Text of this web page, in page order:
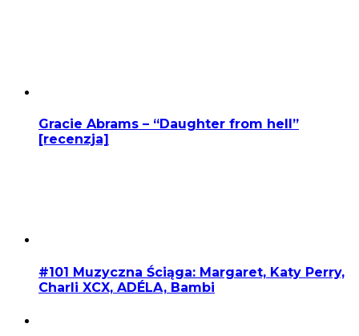
Gracie Abrams – “Daughter from hell”
[recenzja]
#101 Muzyczna Ściąga: Margaret, Katy Perry,
Charli XCX, ADÉLA, Bambi